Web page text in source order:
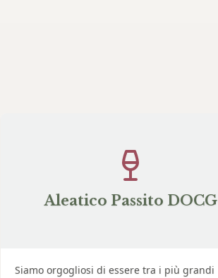
Aleatico Passito DOCG
Siamo orgogliosi di essere tra i più grandi